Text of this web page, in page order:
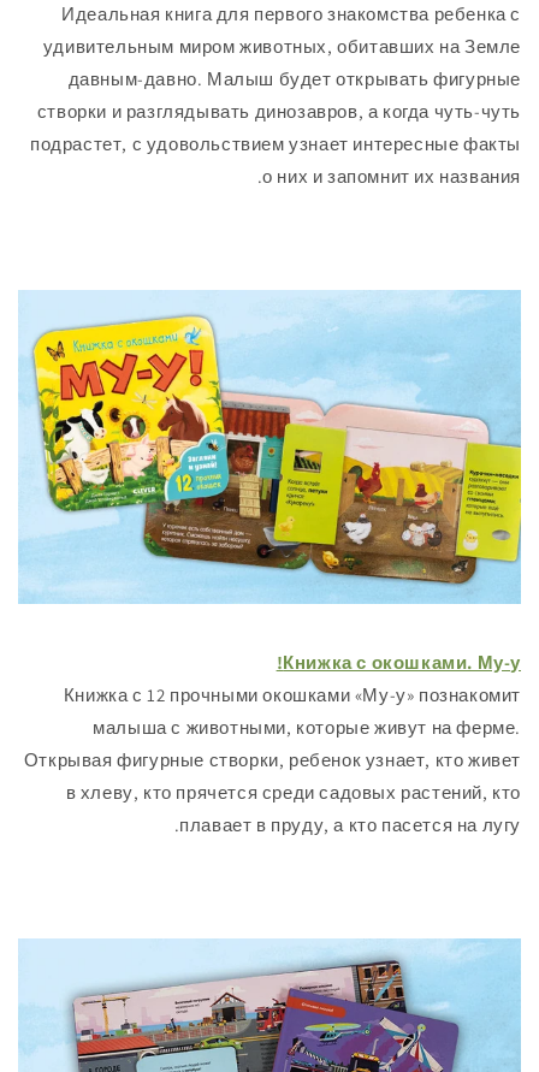
Идеальная книга для первого знакомства
удивительным миром животных, обитавших
давным-давно. Малыш будет открывать
створки и разглядывать динозавров, а когда
подрастет, с удовольствием узнает
о них и запомнит их
Книжка с
Книжка с 12 прочными окошками «Му-у»
малыша с животными, которые живут
Открывая фигурные створки, ребенок узнает,
в хлеву, кто прячется среди садовых
плавает в пруду, а кто пасется